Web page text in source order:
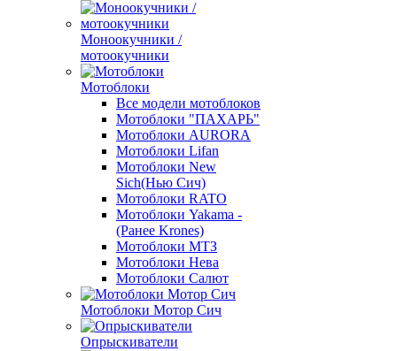
Моноокучники /
мотоокучники
Мотоблоки
Все модели мотоблоков
Мотоблоки "ПАХАРЬ"
Мотоблоки AURORA
Мотоблоки Lifan
Мотоблоки New
Sich(Нью Сич)
Мотоблоки RATO
Мотоблоки Yakama -
(Ранее Krones)
Мотоблоки МТЗ
Мотоблоки Нева
Мотоблоки Салют
Мотоблоки Мотор Сич
Опрыскиватели